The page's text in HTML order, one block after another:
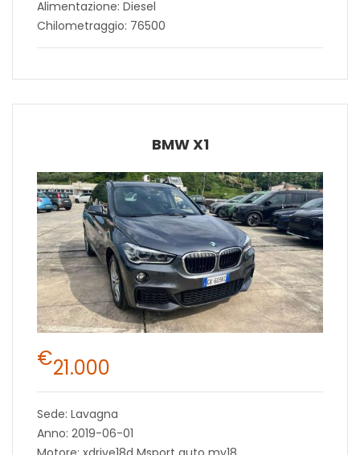
Alimentazione: Diesel
Chilometraggio: 76500
BMW X1
€21.000
Sede: Lavagna
Anno: 2019-06-01